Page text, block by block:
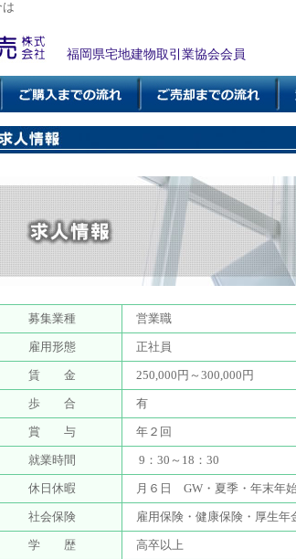
福岡県宅地建物取引業協会会員
募集業種 営業職
雇用形態 正社員
賃 金 250,000円～300,000円
歩 合 有
賞 与 年２回
就業時間 9：30～18：30
休日休暇 月６日 GW・夏季・年末年
社会保険 雇用保険・健康保険・厚生年
学 歴 高卒以上